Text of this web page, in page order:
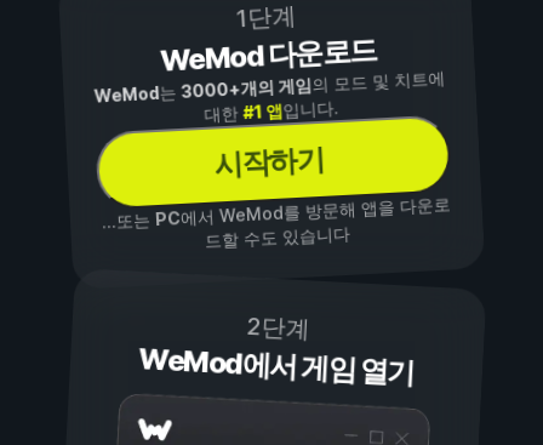
1단계
WeMod 다운로드
WeMod는3000+개의 게임의 모드 및 치트에
대한#1 앱입니다.
시작하기
...또는PC에서 WeMod를 방문해 앱을 다운로
드할 수도 있습니다
2단계
WeMod에서 게임 열기